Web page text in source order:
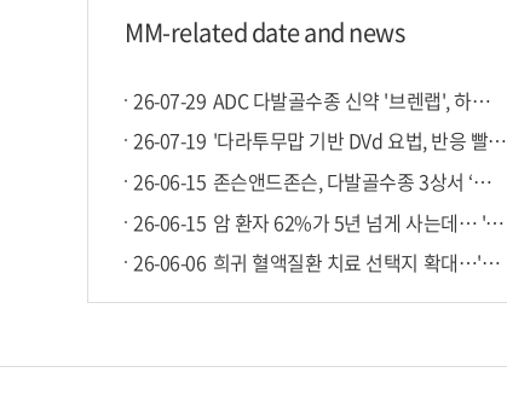
MM-related date and news
26-07-29
ADC 다발골수종 신약 '브렌랩', 하반기 급여등재 가능할까?
26-07-19
'다라투무맙 기반 DVd 요법, 반응 빨라 효과·환자 편의성 확보...
26-06-15
존슨앤드존슨, 다발골수종 3상서 ‘탈베이+다잘렉스’ 병용 효과 ...
26-06-15
암 환자 62%가 5년 넘게 사는데… '후기로 갈수록 신약 쓰기 어...
26-06-06
희귀 혈액질환 치료 선택지 확대…'다잘렉스' 4제 요법 1차 치료 ...